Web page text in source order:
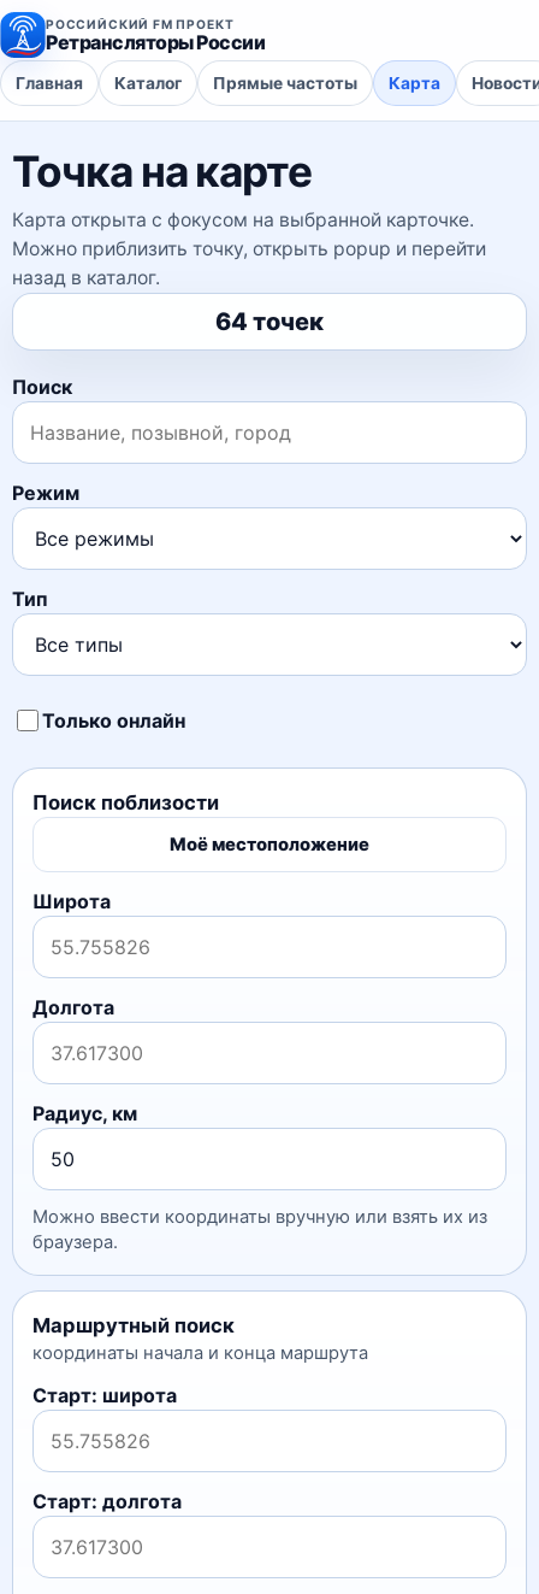
РОССИЙСКИЙ FM ПРОЕКТ
Ретрансляторы России
Главная Каталог Прямые частоты Карта
Точка на карте
Карта открыта с фокусом на выбранной карточке.
Можно приблизить точку, открыть popup и перейти
назад в каталог.
64 точек
Поиск
Режим
Тип
Только онлайн
Поиск поблизости
Моё местоположение
Широта
Долгота
Радиус, км
Можно ввести координаты вручную или взять их из
браузера.
Маршрутный поиск
координаты начала и конца маршрута
Старт: широта
Старт: долгота